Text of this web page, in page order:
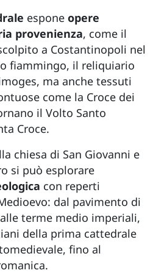
espone opere
provenienza, come il
a Costantinopoli nel
fiammingo, il reliquiario
ma anche tessuti
come la Croce dei
il Volto Santo
Croce.
chiesa di San Giovanni e
si può esplorare
con reperti
dal pavimento di
terme medio imperiali,
della prima cattedrale
fino al